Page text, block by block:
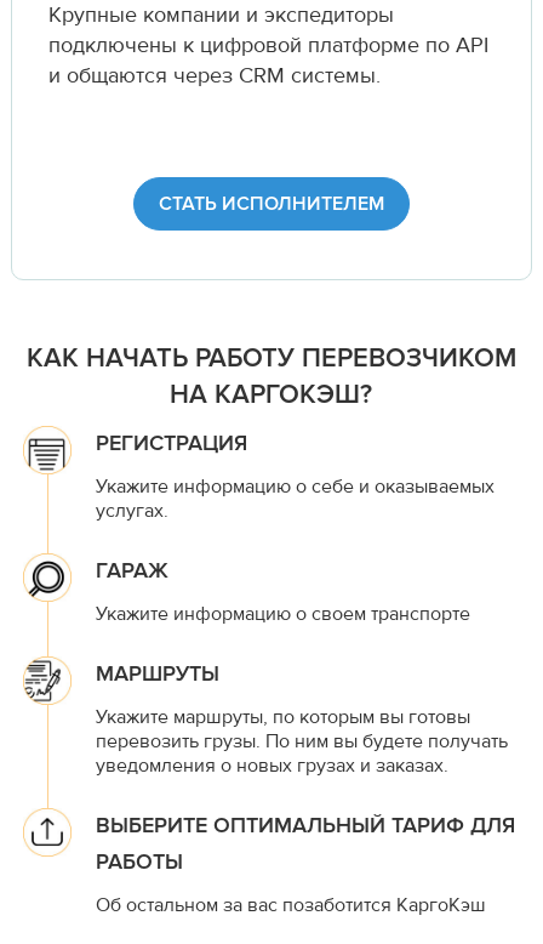
Крупные компании и экспедиторы
подключены к цифровой платформе по API
и общаются через CRM системы.
СТАТЬ ИСПОЛНИТЕЛЕМ
КАК НАЧАТЬ РАБОТУ ПЕРЕВОЗЧИКОМ
НА КАРГОКЭШ?
РЕГИСТРАЦИЯ
Укажите информацию о себе и оказываемых
услугах.
ГАРАЖ
Укажите информацию о своем транспорте
МАРШРУТЫ
Укажите маршруты, по которым вы готовы
перевозить грузы. По ним вы будете получать
уведомления о новых грузах и заказах.
ВЫБЕРИТЕ ОПТИМАЛЬНЫЙ ТАРИФ ДЛЯ
РАБОТЫ
Об остальном за вас позаботится КаргоКэш